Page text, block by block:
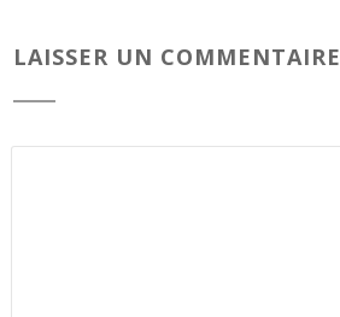
LAISSER UN COMMENTAIRE